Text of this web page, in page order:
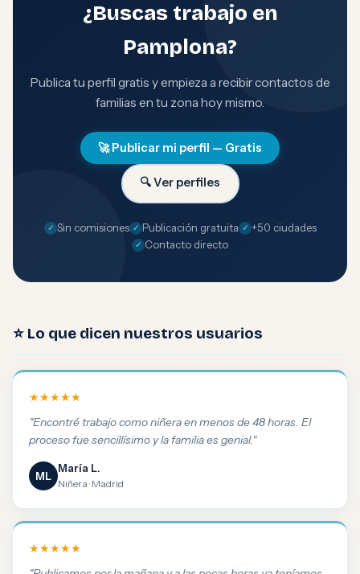
¿Buscas trabajo en
Pamplona?
Publica tu perfil gratis y empieza a recibir contactos de
familias en tu zona hoy mismo.
🚀 Publicar mi perfil — Gratis
🔍 Ver perfiles
Sin comisiones Publicación gratuita
+50 ciudades
Contacto directo
⭐ Lo que dicen nuestros usuarios
★★★★★
"Encontré trabajo como niñera en menos de 48 horas. El
proceso fue sencillísimo y la familia es genial."
ML
María L.
Niñera · Madrid
★★★★★